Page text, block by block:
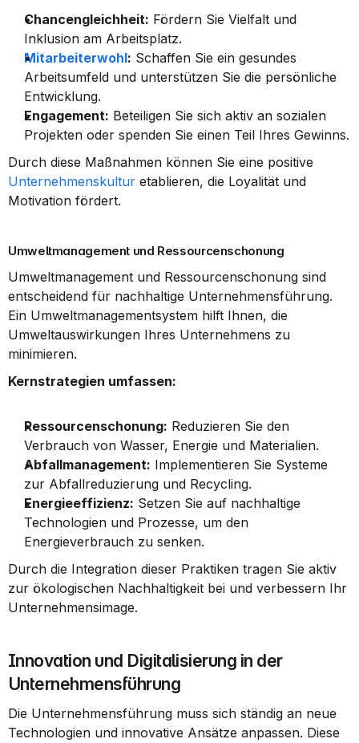
Chancengleichheit: Fördern Sie Vielfalt und
Inklusion am Arbeitsplatz.
Mitarbeiterwohl: Schaffen Sie ein gesundes
Arbeitsumfeld und unterstützen Sie die persönliche
Entwicklung.
Engagement: Beteiligen Sie sich aktiv an sozialen
Projekten oder spenden Sie einen Teil Ihres Gewinns.
Unternehmenskultur etablieren, die Loyalität und
Motivation fördert.
Umweltmanagement und Ressourcenschonung
Umweltmanagement und Ressourcenschonung sind
entscheidend für nachhaltige Unternehmensführung.
Ein Umweltmanagementsystem hilft Ihnen, die
Umweltauswirkungen Ihres Unternehmens zu
minimieren.
Kernstrategien umfassen:
Ressourcenschonung: Reduzieren Sie den
Verbrauch von Wasser, Energie und Materialien.
Abfallmanagement: Implementieren Sie Systeme
zur Abfallreduzierung und Recycling.
Energieeffizienz: Setzen Sie auf nachhaltige
Technologien und Prozesse, um den
Energieverbrauch zu senken.
Durch die Integration dieser Praktiken tragen Sie aktiv
zur ökologischen Nachhaltigkeit bei und verbessern Ihr
Unternehmensimage.
Innovation und Digitalisierung in der
Unternehmensführung
Die Unternehmensführung muss sich ständig an neue
Technologien und innovative Ansätze anpassen. Diese